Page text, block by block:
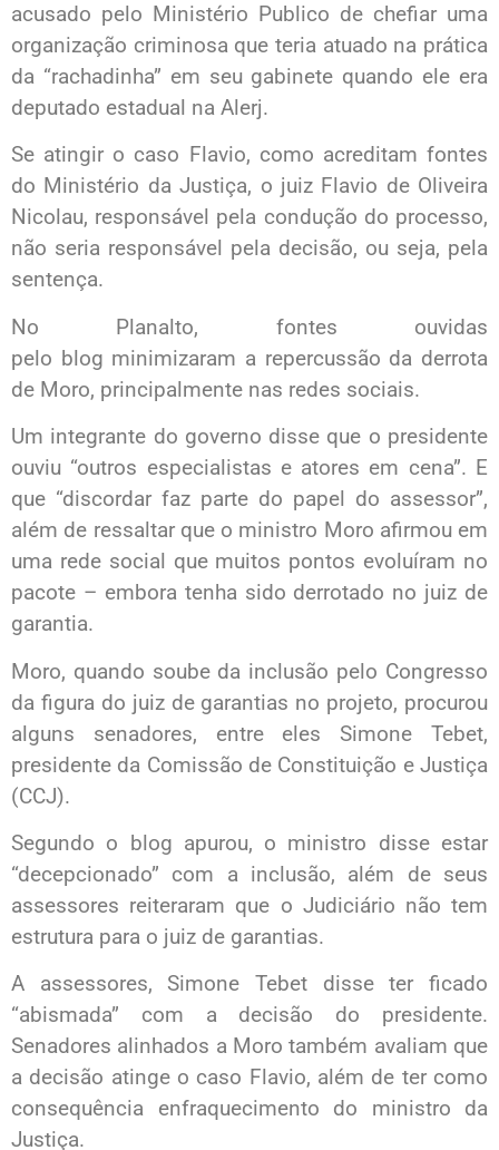
acusado pelo Ministério Publico de chefiar uma
organização criminosa que teria atuado na prática
da “rachadinha” em seu gabinete quando ele era
deputado estadual na Alerj.
Se atingir o caso Flavio, como acreditam fontes
do Ministério da Justiça, o juiz Flavio de Oliveira
Nicolau, responsável pela condução do processo,
não seria responsável pela decisão, ou seja, pela
sentença.
No Planalto, fontes ouvidas
pelo blog minimizaram a repercussão da derrota
de Moro, principalmente nas redes sociais.
Um integrante do governo disse que o presidente
ouviu “outros especialistas e atores em cena”. E
que “discordar faz parte do papel do assessor”,
além de ressaltar que o ministro Moro afirmou em
uma rede social que muitos pontos evoluíram no
pacote – embora tenha sido derrotado no juiz de
garantia.
Moro, quando soube da inclusão pelo Congresso
da figura do juiz de garantias no projeto, procurou
alguns senadores, entre eles Simone Tebet,
presidente da Comissão de Constituição e Justiça
(CCJ).
Segundo o blog apurou, o ministro disse estar
“decepcionado” com a inclusão, além de seus
assessores reiteraram que o Judiciário não tem
estrutura para o juiz de garantias.
A assessores, Simone Tebet disse ter ficado
“abismada” com a decisão do presidente.
Senadores alinhados a Moro também avaliam que
a decisão atinge o caso Flavio, além de ter como
consequência enfraquecimento do ministro da
Justiça.